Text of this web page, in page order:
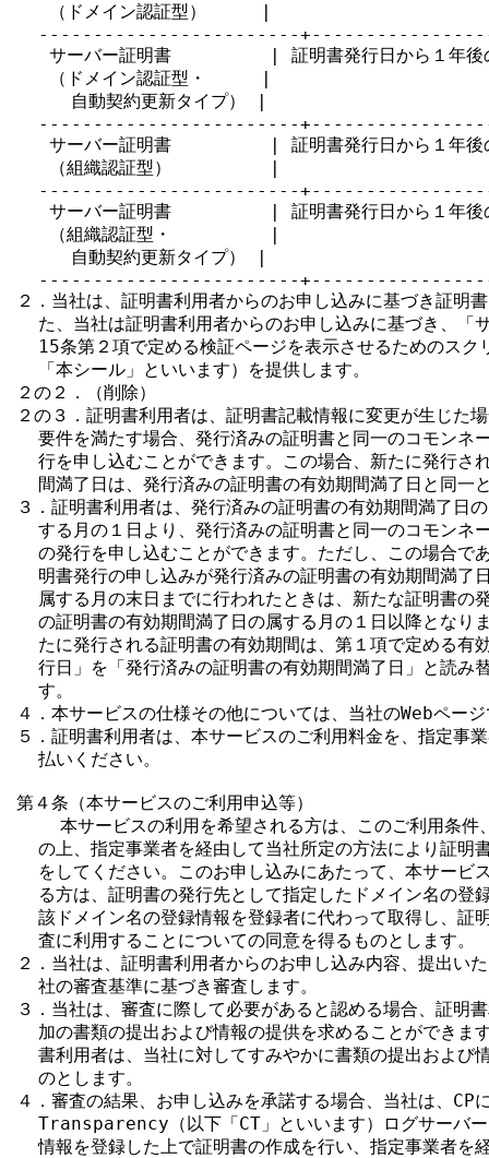
   （ドメイン認証型）     |
------------------------
サーバー証明書         | 証明書発行日から１年後
   （ドメイン認証型・     |
     自動契約更新タイプ） |
------------------------
サーバー証明書         | 証明書発行日から１年後
   （組織認証型）         |
------------------------
サーバー証明書         | 証明書発行日から１年後
   （組織認証型・         |
     自動契約更新タイプ） |
------------------------
２．当社は、証明書利用者からのお申し込みに基づき証明
た、当社は証明書利用者からのお申し込みに基づき、「
15条第２項で定める検証ページを表示させるためのスク
  「本シール」といいます）を提供します。
２の２．（削除）
２の３．証明書利用者は、証明書記載情報に変更が生じた
要件を満たす場合、発行済みの証明書と同一のコモンネ
行を申し込むことができます。この場合、新たに発行さ
間満了日は、発行済みの証明書の有効期間満了日と同一
３．証明書利用者は、発行済みの証明書の有効期間満了日
する月の１日より、発行済みの証明書と同一のコモンネ
の発行を申し込むことができます。ただし、この場合で
明書発行の申し込みが発行済みの証明書の有効期間満了
属する月の末日までに行われたときは、新たな証明書の
の証明書の有効期間満了日の属する月の１日以降となり
たに発行される証明書の有効期間は、第１項で定める有
行日」を「発行済みの証明書の有効期間満了日」と読み
  す。
４．本サービスの仕様その他については、当社のWebペー
５．証明書利用者は、本サービスのご利用料金を、指定事
  払いください。
第４条（本サービスのご利用申込等）
本サービスの利用を希望される方は、このご利用条
の上、指定事業者を経由して当社所定の方法により証明
をしてください。このお申し込みにあたって、本サービ
る方は、証明書の発行先として指定したドメイン名の登
該ドメイン名の登録情報を登録者に代わって取得し、証
  査に利用することについての同意を得るものとします。
２．当社は、証明書利用者からのお申し込み内容、提出い
  社の審査基準に基づき審査します。
３．当社は、審査に際して必要があると認める場合、証明
加の書類の提出および情報の提供を求めることができま
書利用者は、当社に対してすみやかに書類の提出および
  のとします。
４．審査の結果、お申し込みを承諾する場合、当社は
Transparency（以下「CT」といいます）ログサーバー
情報を登録した上で証明書の作成を行い、指定事業者を